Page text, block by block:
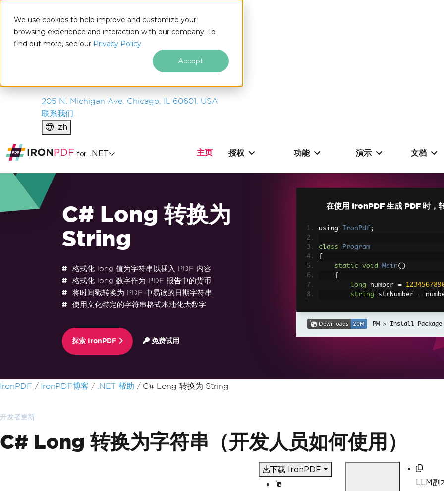
We use cookies to help improve and customize your
browsing experience and interaction with our company. To
find out more, see our Privacy Policy.
Accept
IRONSOFTWARE
产品
企业
205 N. Michigan Ave. Chicago, IL 60601, USA
联系我们
zh
for .NET 主页 授权 功能 演示 文档
C# Long 转换为
String
格式化 long 值为字符串以插入 PDF 内容
格式化 long 数字作为 PDF 报告中的货币
将时间戳转换为 PDF 中易读的日期字符串
使用文化特定的字符串格式本地化大数字
探索 IronPDF 免费试用
在使用 IronPDF 生成 PDF 时，
using IronPdf ;
class
Program
{
static
void Main()
{
long number =
string strNumber =
// Create a new PDF
var pdf = new
// HTML content with
$
// Convert HTML to PDF
// Open the PDF file
System. Diagnostics
}
Install-
跳至页脚内容
IronPDF IronPDF博客 .NET 帮助 C# Long 转换为 String
开发者更新
C# Long 转换为字符串（开发人员如何使用）
下载 IronPDF
LLM副